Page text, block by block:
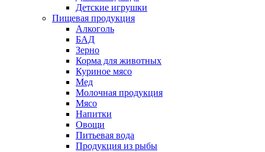
Детские игрушки
Пищевая продукция
Алкоголь
БАД
Зерно
Корма для животных
Куриное мясо
Мед
Молочная продукция
Мясо
Напитки
Овощи
Питьевая вода
Продукция из рыбы